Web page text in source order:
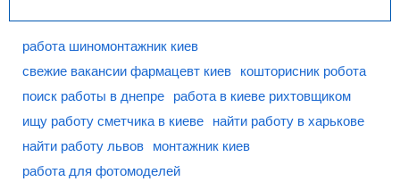
работа шиномонтажник киев
свежие вакансии фармацевт киев
кошторисник робота
поиск работы в днепре
работа в киеве рихтовщиком
ищу работу сметчика в киеве
найти работу в харькове
найти работу львов
монтажник киев
работа для фотомоделей